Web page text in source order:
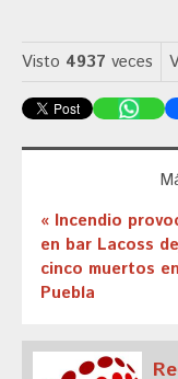
Visto 4937 veces
« Incendio
en bar Lacoss
cinco muertos en
Puebla